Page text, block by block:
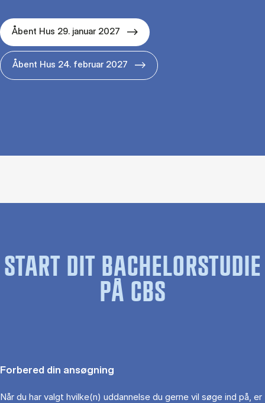
Åbent Hus 29. januar 2027
Åbent Hus 24. februar 2027
START DIT BACHELORSTUDIE
PÅ CBS
Forbered din ansøgning
Når du har valgt hvilke(n) uddannelse du gerne vil søge ind på, er